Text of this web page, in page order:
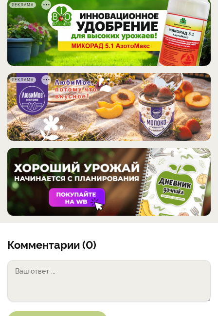
РЕКЛАМА
РЕКЛАМА
Комментарии (0)